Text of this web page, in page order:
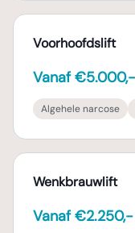
Voorhoofdslift
Vanaf €5.000,-
Algehele narcose
Wenkbrauwlift
Vanaf €2.250,-